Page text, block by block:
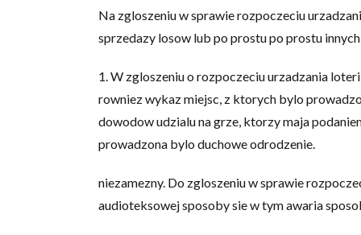
Na zgloszeniu w sprawie rozpoczeciu
sprzedazy losow lub po prostu po prostu
1. W zgloszeniu o rozpoczeciu urzadzania
rowniez wykaz miejsc, z ktorych bylo
dowodow udzialu na grze, ktorzy maja
prowadzona bylo duchowe odrodzenie.
niezamezny. Do zgloszeniu w sprawie
audioteksowej sposoby sie w tym awaria